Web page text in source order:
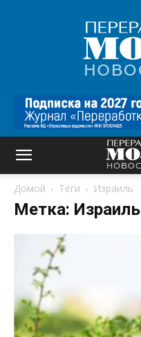
Домой Теги Израиль
Метка: Израиль